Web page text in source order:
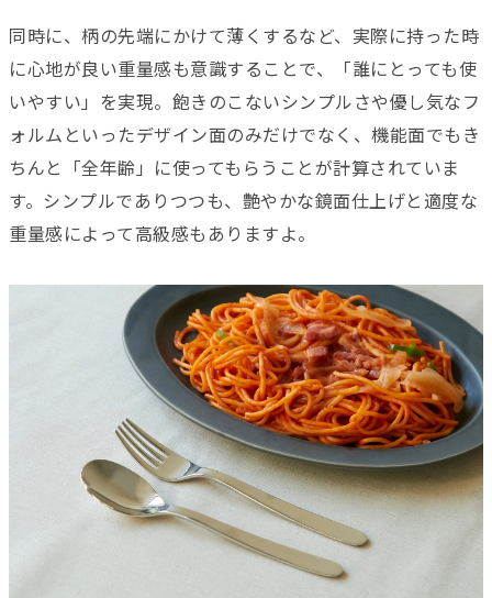
同時に、柄の先端にかけて薄くするなど、実際に持った時
に心地が良い重量感も意識することで、「誰にとっても使
いやすい」を実現。飽きのこないシンプルさや優し気なフ
ォルムといったデザイン面のみだけでなく、機能面でもき
ちんと「全年齢」に使ってもらうことが計算されていま
す。シンプルでありつつも、艶やかな鏡面仕上げと適度な
重量感によって高級感もありますよ。